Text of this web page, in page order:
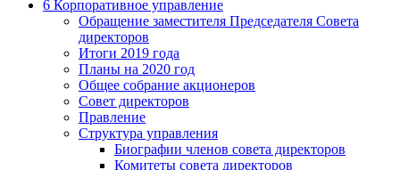
6 Корпоративное управление
Обращение заместителя Председателя Совета
директоров
Итоги 2019 года
Планы на 2020 год
Общее собрание акционеров
Совет директоров
Правление
Структура управления
Биографии членов совета директоров
Комитеты совета директоров